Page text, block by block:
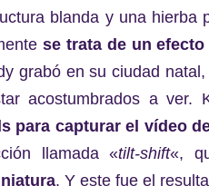
blanda y una hierba
se trata de un
grabó en su ciudad
acostumbrados a ver.
para capturar el vídeo
llamada «tilt-shift«,
. Y este fue el